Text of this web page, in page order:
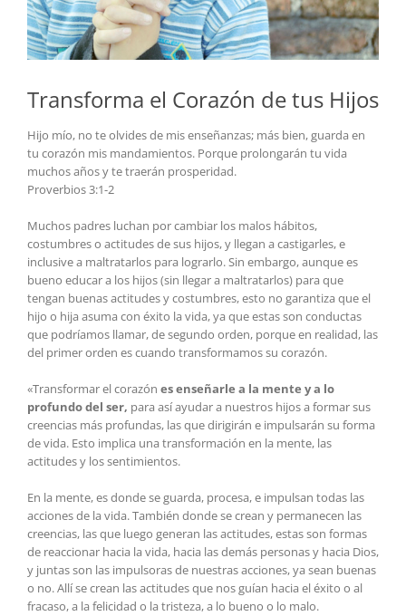
Transforma el Corazón de tus Hijos
Hijo mío, no te olvides de mis enseñanzas; más bien, guarda en
tu corazón mis mandamientos. Porque prolongarán tu vida
muchos años y te traerán prosperidad.
Proverbios 3:1-2
Muchos padres luchan por cambiar los malos hábitos,
costumbres o actitudes de sus hijos, y llegan a castigarles, e
inclusive a maltratarlos para lograrlo. Sin embargo, aunque es
bueno educar a los hijos (sin llegar a maltratarlos) para que
tengan buenas actitudes y costumbres, esto no garantiza que el
hijo o hija asuma con éxito la vida, ya que estas son conductas
que podríamos llamar, de segundo orden, porque en realidad, las
del primer orden es cuando transformamos su corazón.
«Transformar el corazón es enseñarle a la mente y a lo
profundo del ser, para así ayudar a nuestros hijos a formar sus
creencias más profundas, las que dirigirán e impulsarán su forma
de vida. Esto implica una transformación en la mente, las
actitudes y los sentimientos.
En la mente, es donde se guarda, procesa, e impulsan todas las
acciones de la vida. También donde se crean y permanecen las
creencias, las que luego generan las actitudes, estas son formas
de reaccionar hacia la vida, hacia las demás personas y hacia Dios,
y juntas son las impulsoras de nuestras acciones, ya sean buenas
o no. Allí se crean las actitudes que nos guían hacia el éxito o al
fracaso, a la felicidad o la tristeza, a lo bueno o lo malo.